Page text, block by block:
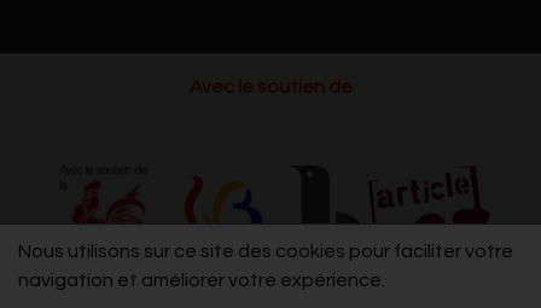
Nous utilisons sur ce site des cookies pour faciliter votre
navigation et améliorer votre expérience.
Avec le soutien de